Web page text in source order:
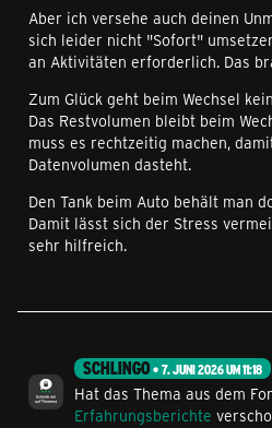
Aber ich versehe auch deinen
sich leider nicht "Sofort"
an Aktivitäten erforderlich. Das
Zum Glück geht beim Wechsel
Das Restvolumen bleibt beim
muss es rechtzeitig machen,
Datenvolumen dasteht.
Den Tank beim Auto behält man
Damit lässt sich der Stress
sehr hilfreich.
SCHLINGO 7. JUNI 2026 UM 11:18
Hat das Thema aus dem
Erfahrungsberichte